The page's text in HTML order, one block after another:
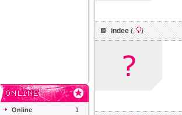
Online
1
indee(, )